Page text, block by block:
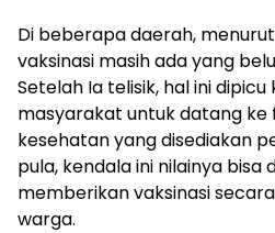
Di beberapa daerah,
vaksinasi masih ada yang
Setelah Ia telisik, hal ini
masyarakat untuk datang ke
kesehatan yang disediakan
pula, kendala ini nilainya bisa
memberikan vaksinasi
warga.